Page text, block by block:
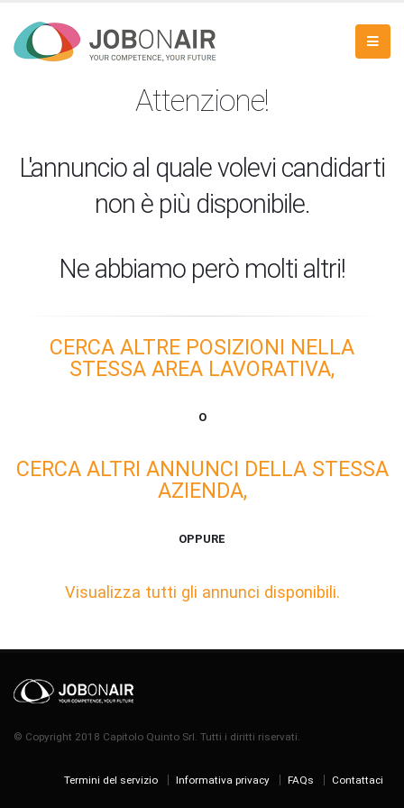
Attenzione!
L'annuncio al quale volevi candidarti
non è più disponibile.
Ne abbiamo però molti altri!
CERCA ALTRE POSIZIONI NELLA
STESSA AREA LAVORATIVA,
O
CERCA ALTRI ANNUNCI DELLA STESSA
AZIENDA,
OPPURE
Visualizza tutti gli annunci disponibili.
© Copyright 2018 Capitolo Quinto Srl. Tutti i diritti riservati.
Termini del servizio Informativa privacy FAQs Contattaci